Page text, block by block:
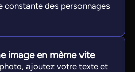
constante des personnages
image en mème vite
ajoutez votre texte et